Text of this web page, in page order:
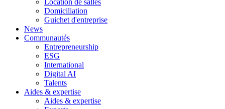
Domiciliation
Guichet d'entreprise
News
Communautés
Entrepreneurship
ESG
International
Digital AI
Talents
Aides & expertise
Aides & expertise